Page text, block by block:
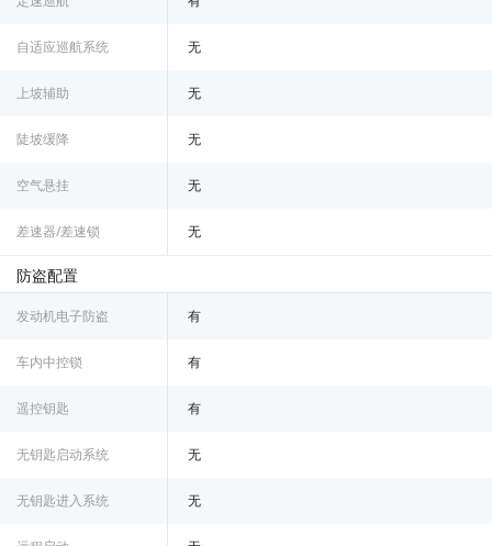
自适应巡航系统 无
上坡辅助 无
陡坡缓降 无
空气悬挂 无
差速器/差速锁 无
防盗配置
发动机电子防盗 有
车内中控锁 有
遥控钥匙 有
无钥匙启动系统 无
无钥匙进入系统 无